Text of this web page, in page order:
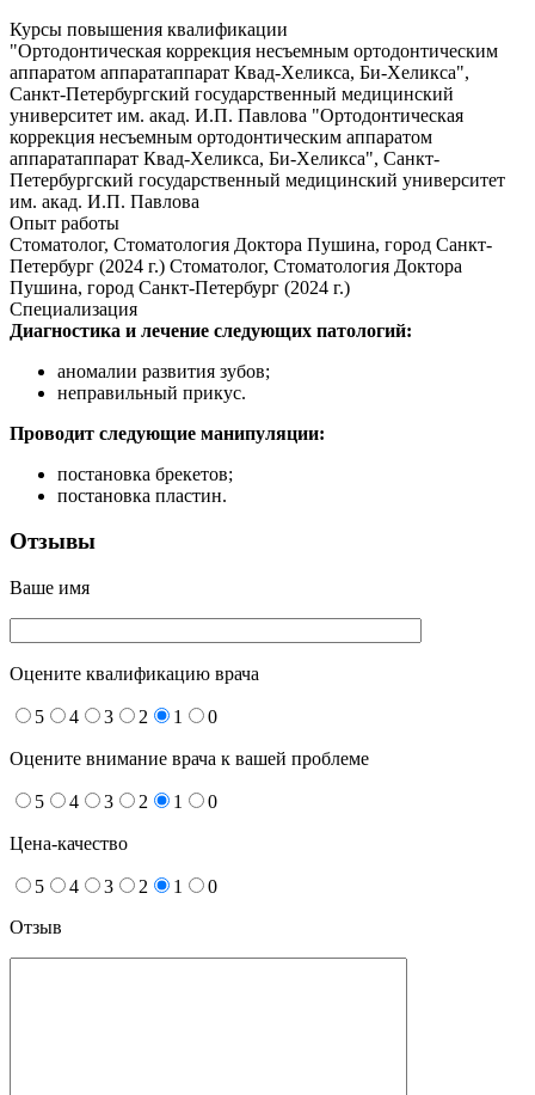
Курсы повышения квалификации
"Ортодонтическая коррекция несъемным ортодонтическим
аппаратом аппаратаппарат Квад-Хеликса, Би-Хеликса",
Санкт-Петербургский государственный медицинский
университет им. акад. И.П. Павлова "Ортодонтическая
коррекция несъемным ортодонтическим аппаратом
аппаратаппарат Квад-Хеликса, Би-Хеликса", Санкт-
Петербургский государственный медицинский университет
им. акад. И.П. Павлова
Опыт работы
Стоматолог, Стоматология Доктора Пушина, город Санкт-
Петербург (2024 г.) Стоматолог, Стоматология Доктора
Пушина, город Санкт-Петербург (2024 г.)
Специализация
Диагностика и лечение следующих патологий:
аномалии развития зубов;
неправильный прикус.
Проводит следующие манипуляции:
постановка брекетов;
постановка пластин.
Отзывы
Ваше имя
Оцените квалификацию врача
5 4 3 2 1 0
Оцените внимание врача к вашей проблеме
5 4 3 2 1 0
Цена-качество
5 4 3 2 1
0
Отзыв